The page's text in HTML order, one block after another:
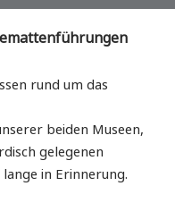
rund um das
beiden Museen,
gelegenen
in Erinnerung.